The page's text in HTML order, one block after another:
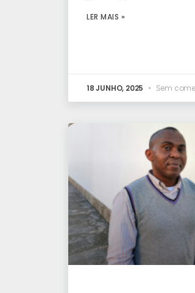
LER MAIS »
18 JUNHO, 2025 Sem